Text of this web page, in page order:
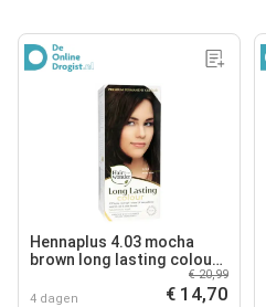
Hennaplus 4.03 mocha
brown long lasting colours
4 dagen
€ 20,99
€ 14,70